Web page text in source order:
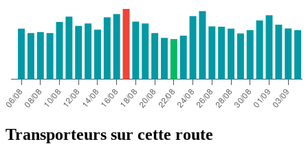
Transporteurs sur cette route